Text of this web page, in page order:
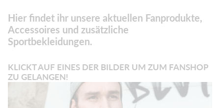
Hier findet ihr unsere aktuellen Fanprodukte,
Accessoires und zusätzliche
Sportbekleidungen.
KLICKT AUF EINES DER BILDER UM ZUM FANSHOP
ZU GELANGEN!